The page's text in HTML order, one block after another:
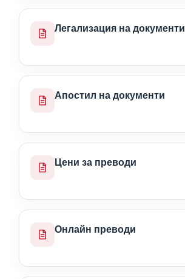
Легализация на документи
Апостил на документи
Цени за преводи
Онлайн преводи